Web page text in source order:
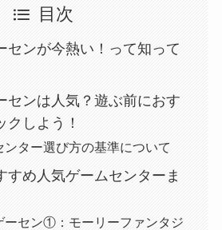
目次
センが今熱い！って知って
センは人気？遊ぶ前におす
クしよう！
ンター選び方の基準について
すめ人気ゲームセンターま
ーセン①：モーリーファンタジ